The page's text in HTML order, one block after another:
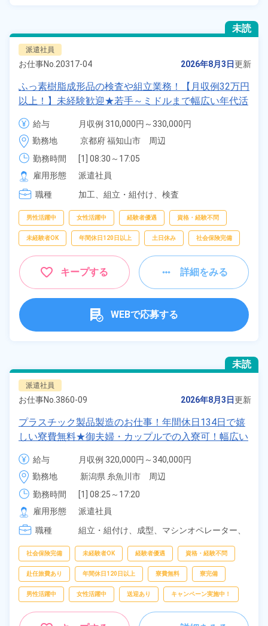
未読
派遣社員
お仕事No. 20317-04 2026年8月3日更新
ふっ素樹脂成形品の検査や組立業務！【月収例32万円
以上！】未経験歓迎★若手～ミドルまで幅広い年代活
躍中！正社員登用のチャンス♪日払いOK！年間休日
123日！《京都府福知山市》
給与
月収例 310,000円～330,000円
時給 1,400円～1,400円
勤務地
京都府 福知山市　周辺
勤務時間
[1] 08:30～17:05
[2] 20:30～05:05
雇用形態
派遣社員
職種
加工、 組立・組付け、 検査
男性活躍中 女性活躍中 経験者優遇 資格・経験不問
未経験者OK 年間休日120日以上 土日休み 社会保険完備
キープする 詳細をみる
WEBで応募する
未読
派遣社員
お仕事No. 3860-09 2026年8月3日更新
プラスチック製品製造のお仕事！年間休日134日で嬉
しい寮費無料★御夫婦・カップルでの入寮可！幅広い
年齢の男女活躍中！高時給1,400円！マイカー・バイ
ク・自転車通勤可！寮から無料送迎もあり！正社員登
用制度あり！《新潟県糸魚川市》
給与
月収例 320,000円～340,000円
時給 1,400円～1,400円
勤務地
新潟県 糸魚川市　周辺
勤務時間
[1] 08:25～17:20
[2] 20:30～05:45
雇用形態
派遣社員
職種
組立・組付け、 成型、 マシンオペレーター、
梱包
社会保険完備 未経験者OK 経験者優遇 資格・経験不問
赴任旅費あり 年間休日120日以上 寮費無料 寮完備
男性活躍中 女性活躍中 送迎あり キャンペーン実施中！